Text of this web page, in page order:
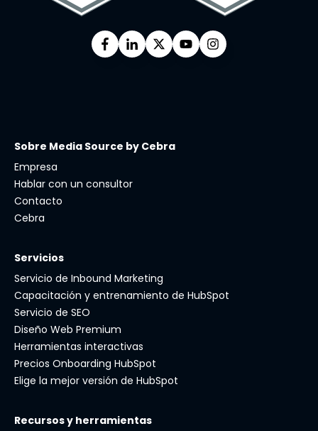
Sobre Media Source by Cebra
Empresa
Hablar con un consultor
Contacto
Cebra
Servicios
Servicio de Inbound Marketing
Capacitación y entrenamiento de HubSpot
Servicio de SEO
Diseño Web Premium
Herramientas interactivas
Precios Onboarding HubSpot
Elige la mejor versión de HubSpot
Recursos y herramientas